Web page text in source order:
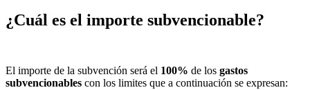
¿Cuál es el importe subvencionable?
El importe de la subvención será el 100% de los gastos
subvencionables con los limites que a continuación se expresan: